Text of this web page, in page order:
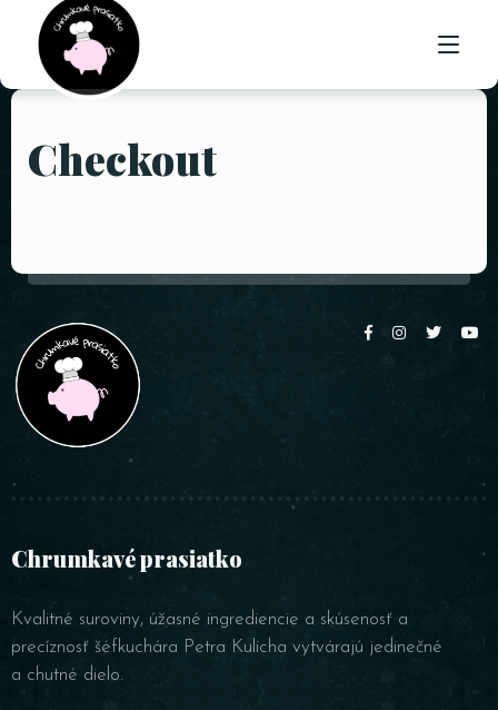
ÚVOD
KONTAKT
Checkout
Chrumkavé prasiatko
Kvalitné suroviny, úžasné ingrediencie a skúsenosť a
precíznosť šéfkuchára Petra Kulicha vytvárajú jedinečné
a chutné dielo.
Table Reservation